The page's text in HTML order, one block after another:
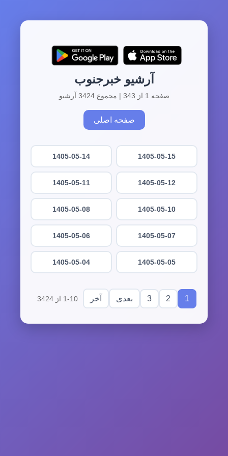
آرشیو خبرجنوب
صفحه 1 از 343 | مجموع 3424 آرشیو
صفحه اصلی
1405-05-15
1405-05-14
1405-05-12
1405-05-11
1405-05-10
1405-05-08
1405-05-07
1405-05-06
1405-05-05
1405-05-04
1
2
3 بعدی آخر 1-10 از 3424